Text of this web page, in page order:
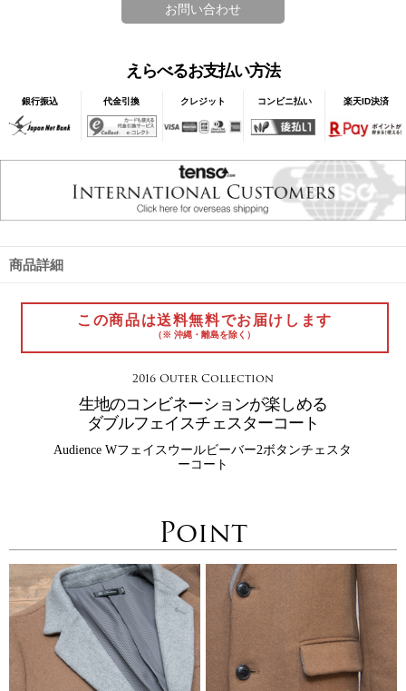
えらべるお支払い方法
銀行振込 代金引換 クレジット コンビニ払い 楽天ID決済
商品詳細
この商品は送料無料でお届けします
（※ 沖縄・離島を除く）
2016 Outer Collection
生地のコンビネーションが楽しめる
ダブルフェイスチェスターコート
Audience Wフェイスウールビーバー2ボタンチェスタ
ーコート
Point